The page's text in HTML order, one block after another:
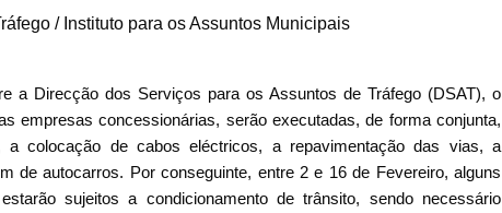
/ Instituto para os Assuntos Municipais
a Direcção dos Serviços para os Assuntos de Tráfego (DSAT), o
empresas concessionárias, serão executadas, de forma conjunta,
a colocação de cabos eléctricos, a repavimentação das vias, a
de autocarros. Por conseguinte, entre 2 e 16 de Fevereiro, alguns
sujeitos a condicionamento de trânsito, sendo necessário